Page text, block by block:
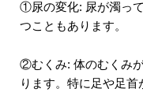
①尿の変化: 尿が濁っ
つこともあります。
②むくみ: 体のむくみ
ります。特に足や足首